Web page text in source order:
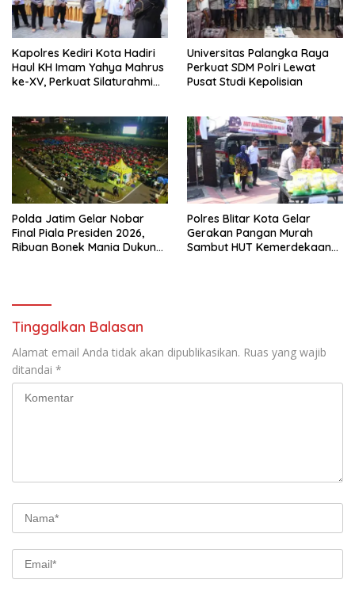
Kapolres Kediri Kota Hadiri
Haul KH Imam Yahya Mahrus
ke-XV, Perkuat Silaturahmi
Universitas Palangka Raya
Perkuat SDM Polri Lewat
Pusat Studi Kepolisian
Polda Jatim Gelar Nobar
Final Piala Presiden 2026,
Ribuan Bonek Mania Dukung
Polres Blitar Kota Gelar
Gerakan Pangan Murah
Sambut HUT Kemerdekaan
Tinggalkan Balasan
Alamat email Anda tidak akan dipublikasikan. Ruas yang wajib
ditandai *